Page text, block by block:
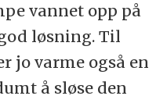
vannet opp på
løsning. Til
jo varme også en
å sløse den